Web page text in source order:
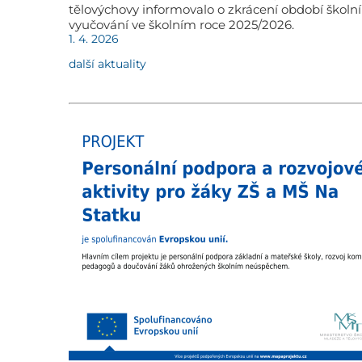
tělovýchovy informovalo o zkrácení období
vyučování ve školním roce 2025/2026.
1. 4. 2026
další aktuality